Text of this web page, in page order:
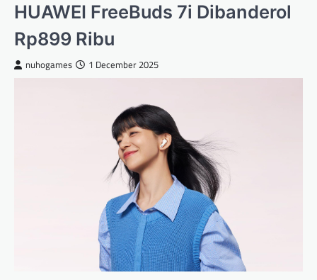
HUAWEI FreeBuds 7i Dibanderol
Rp899 Ribu
nuhogames 1 December 2025